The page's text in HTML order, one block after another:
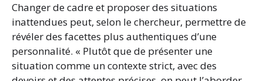
Changer de cadre et proposer des situations
inattendues peut, selon le chercheur, permettre de
révéler des facettes plus authentiques d’une
personnalité. « Plutôt que de présenter une
situation comme un contexte strict, avec des